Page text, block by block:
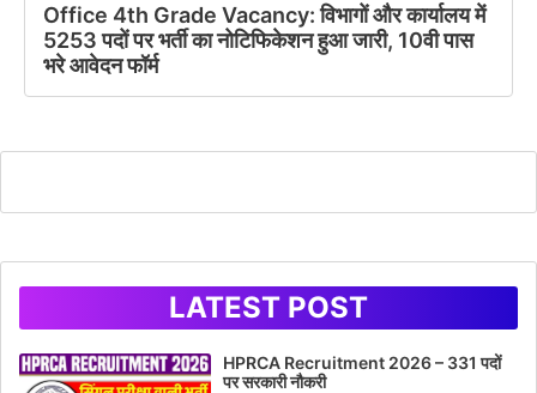
Office 4th Grade Vacancy: विभागों और कार्यालय में
5253 पदों पर भर्ती का नोटिफिकेशन हुआ जारी, 10वी पास
भरे आवेदन फॉर्म
LATEST POST
HPRCA Recruitment 2026 – 331 पदों
पर सरकारी नौकरी